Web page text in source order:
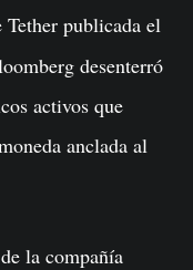
Tether publicada el
desenterró
activos que
anclada al
la compañía